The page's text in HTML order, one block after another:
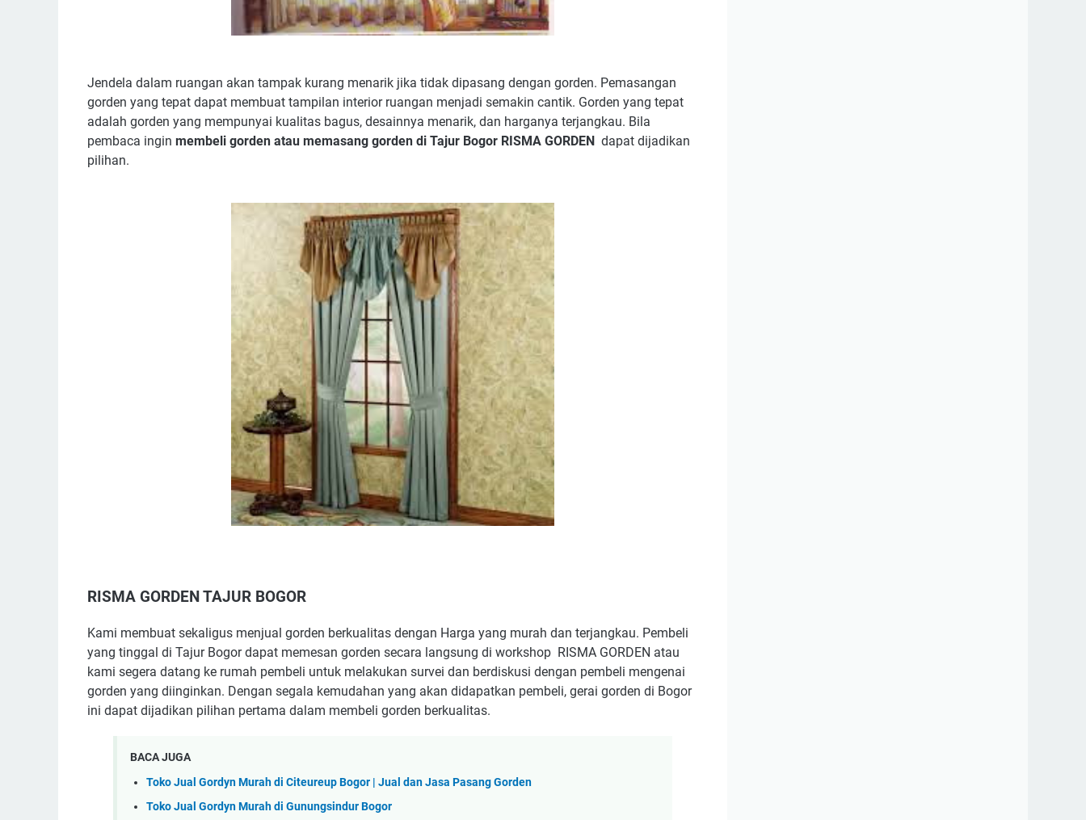
Jendela dalam ruangan akan tampak kurang menarik jika tidak dipasang dengan gorden. Pemasangan
gorden yang tepat dapat membuat tampilan interior ruangan menjadi semakin cantik. Gorden yang tepat
adalah gorden yang mempunyai kualitas bagus, desainnya menarik, dan harganya terjangkau. Bila
pembaca ingin membeli gorden atau memasang gorden di Tajur Bogor RISMA GORDEN dapat dijadikan
pilihan.
RISMA GORDEN TAJUR BOGOR
Kami membuat sekaligus menjual gorden berkualitas dengan Harga yang murah dan terjangkau. Pembeli
yang tinggal di Tajur Bogor dapat memesan gorden secara langsung di workshop RISMA GORDEN atau
kami segera datang ke rumah pembeli untuk melakukan survei dan berdiskusi dengan pembeli mengenai
gorden yang diinginkan. Dengan segala kemudahan yang akan didapatkan pembeli, gerai gorden di Bogor
ini dapat dijadikan pilihan pertama dalam membeli gorden berkualitas.
BACA JUGA
Toko Jual Gordyn Murah di Citeureup Bogor | Jual dan Jasa Pasang Gorden
Toko Jual Gordyn Murah di Gunungsindur Bogor